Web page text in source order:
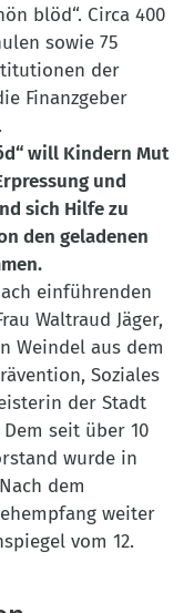
blöd“. Circa 400
sowie 75
der
Finanzgeber
will Kindern Mut
und
sich Hilfe zu
den geladenen
einführenden
Waltraud Jäger,
Weindel aus dem
Soziales
der Stadt
seit über 10
wurde in
dem
weiter
vom 12.